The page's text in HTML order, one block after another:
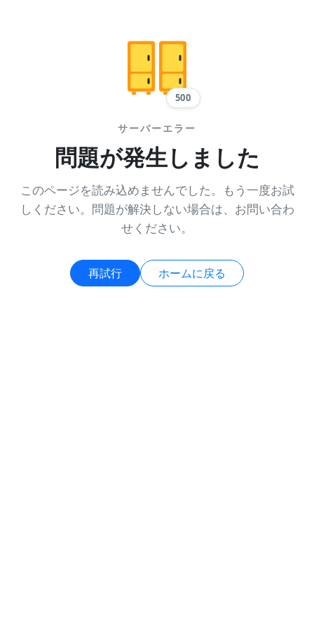
500
サーバーエラー
問題が発生しました
このページを読み込めませんでした。もう一度お試
しください。問題が解決しない場合は、お問い合わ
せください。
再試行 ホームに戻る